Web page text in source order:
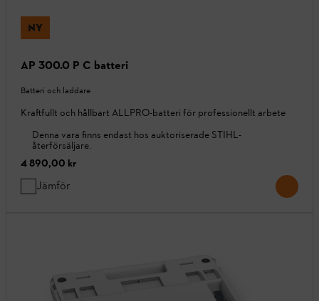
NY
AP 300.0 P C batteri
Batteri och laddare
Kraftfullt och hållbart ALLPRO-batteri för professionellt arbete
Denna vara finns endast hos auktoriserade STIHL-
återförsäljare.
4 890,00 kr
Jämför